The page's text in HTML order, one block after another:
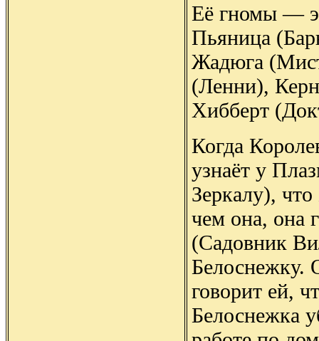
Её гномы —
Пьяница
Жадюга
(Ленни),
Хибберт
Когда
узнаёт у
Зеркалу),
чем она, она
(Садовник
Белоснежку.
говорит ей,
Белоснежка